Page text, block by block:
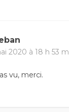
2020 à 18 h 53
vu, merci.